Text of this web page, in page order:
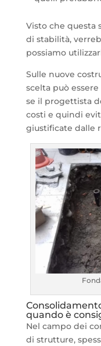
Visto che questa
di stabilità,
possiamo
Sulle nuove
scelta può
se il progettista
costi e quindi
giustificate dalle
quando è
Nel campo dei
di strutture,